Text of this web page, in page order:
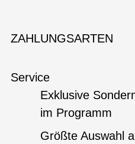
ZAHLUNGSARTEN
Service
Exklusive
im Programm
Größte Auswahl